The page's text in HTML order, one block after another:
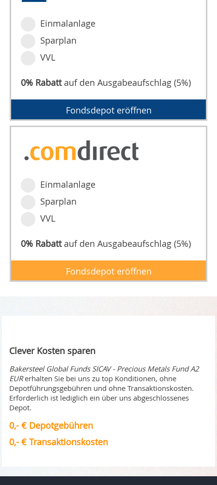
Einmalanlage
Sparplan
VVL
0% Rabattauf den Ausgabeaufschlag (5%)
Fondsdepot eröffnen
Einmalanlage
Sparplan
VVL
0% Rabattauf den Ausgabeaufschlag (5%)
Fondsdepot eröffnen
Clever Kosten sparen
Bakersteel Global Funds SICAV - Precious Metals Fund A2
EURerhalten Sie bei uns zu top Konditionen, ohne
Depotführungsgebühren und ohne Transaktionskosten.
Erforderlich ist lediglich ein über uns abgeschlossenes
Depot.
0,- € Depotgebühren
0,- € Transaktionskosten